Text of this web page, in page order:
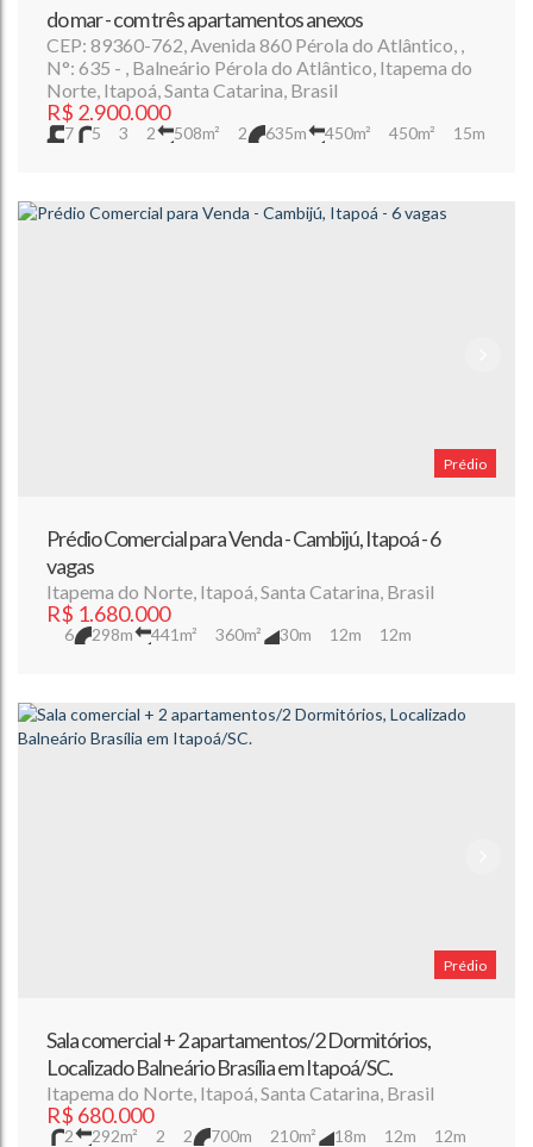
do mar - com três apartamentos anexos
R$ 2.900.000
CEP: 89360-762,Avenida 860 Pérola do Atlântico ,
N°: 635 , Balneário Pérola do Atlântico, Itapema do
Norte, Itapoá,Santa Catarina, Brasil
7 5 3 2 508m² 2 635m 450m² 450m²
15m
Prédio
Prédio Comercial para Venda - Cambijú, Itapoá - 6
vagas
R$ 1.680.000
Itapema do Norte, Itapoá,Santa Catarina, Brasil
6 298m 441m² 360m² 30m 12m 12m
Prédio
Sala comercial + 2 apartamentos/2 Dormitórios,
Localizado Balneário Brasília em Itapoá/SC.
R$ 680.000
Itapema do Norte, Itapoá,Santa Catarina, Brasil
2 292m² 2 2 700m 210m² 18m 12m 12m